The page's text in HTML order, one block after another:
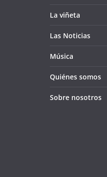
La viñeta
Las Noticias
Música
Quiénes somos
Sobre nosotros